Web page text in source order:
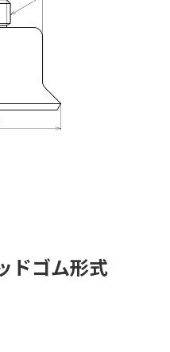
ドゴム形式